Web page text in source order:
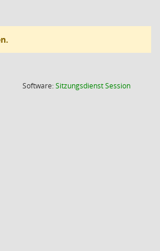
Software:SitzungsdienstSession(Wird in